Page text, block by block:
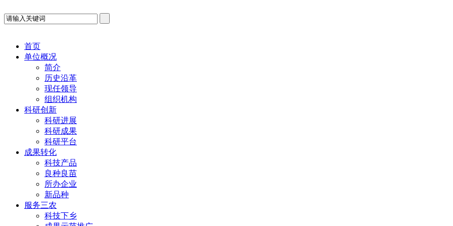
首页
单位概况
简介
历史沿革
现任领导
组织机构
科研创新
科研进展
科研成果
科研平台
成果转化
科技产品
良种良苗
所办企业
新品种
服务三农
科技下乡